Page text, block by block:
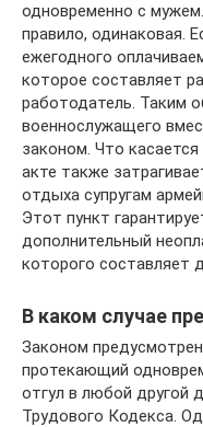
одновременно с
правило, одинаковая.
ежегодного
которое составляет
работодатель. Таким
военнослужащего
законом. Что
акте также
отдыха супругам
Этот пункт
дополнительный
которого составляет
В каком случае
Законом
протекающий
отгул в любой другой
Трудового Кодекса.